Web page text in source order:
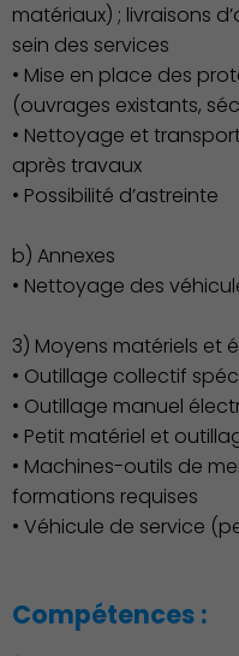
matériaux) ; livraisons
sein des services
• Mise en place des
(ouvrages existants,
• Nettoyage et
après travaux
• Possibilité d’astreinte
b) Annexes
• Nettoyage des
3) Moyens matériels et
• Outillage collectif
• Outillage manuel
• Petit matériel et
• Machines-outils de
formations requises
• Véhicule de service
Compétences :